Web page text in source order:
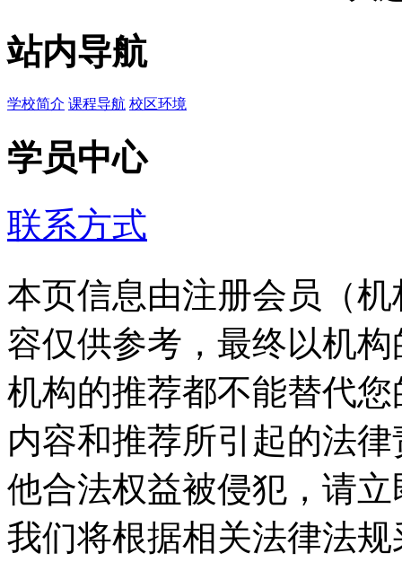
站内导航
学校简介 课程导航 校区环境
学员中心
联系方式
本页信息由注册会员（
容仅供参考，最终以机
机构的推荐都不能替代
内容和推荐所引起的法
他合法权益被侵犯，请
我们将根据相关法律法